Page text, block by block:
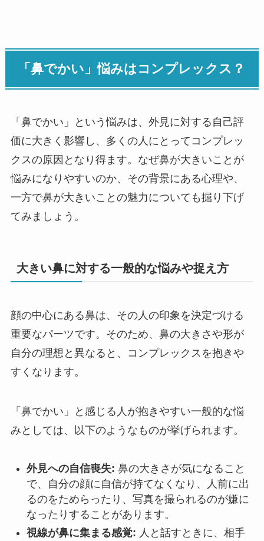
「鼻でかい」悩みはコンプレックス？
「鼻でかい」という悩みは、外見に対する自己評
価に大きく影響し、多くの人にとってコンプレッ
クスの原因となり得ます。なぜ鼻が大きいことが
悩みになりやすいのか、その背景にある心理や、
一方で鼻が大きいことの魅力についても掘り下げ
てみましょう。
大きい鼻に対する一般的な悩みや捉え方
顔の中心にある鼻は、その人の印象を決定づける
重要なパーツです。そのため、鼻の大きさや形が
自分の理想と異なると、コンプレックスを抱きや
すくなります。
「鼻でかい」と感じる人が抱きやすい一般的な悩
みとしては、以下のようなものが挙げられます。
外見への自信喪失: 鼻の大きさが気になること
で、自分の顔に自信が持てなくなり、人前に出
るのをためらったり、写真を撮られるのが嫌に
なったりすることがあります。
視線が鼻に集まる感覚: 人と話すときに、相手